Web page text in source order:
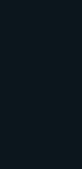
der MS F am
aus dem
den Akten
dass die
Verletzung
so dass sie
i.V.m. § 67
wenn die
und
der
zu